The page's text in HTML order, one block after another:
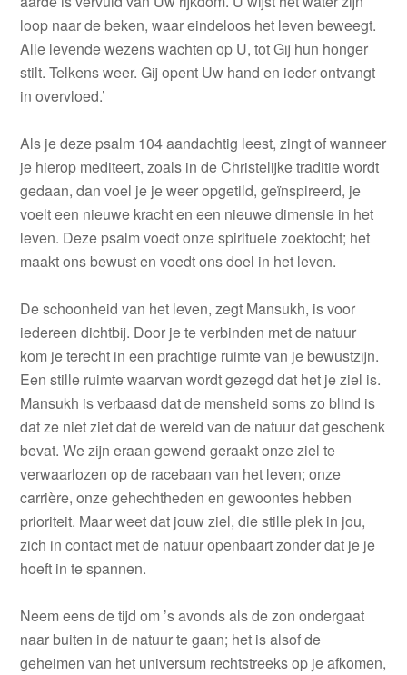
loop naar de beken, waar eindeloos het leven beweegt.
Alle levende wezens wachten op U, tot Gij hun honger
stilt. Telkens weer. Gij opent Uw hand en ieder ontvangt
in overvloed.’
Als je deze psalm 104 aandachtig leest, zingt of wanneer
je hierop mediteert, zoals in de Christelijke traditie wordt
gedaan, dan voel je je weer opgetild, geïnspireerd, je
voelt een nieuwe kracht en een nieuwe dimensie in het
leven. Deze psalm voedt onze spirituele zoektocht; het
maakt ons bewust en voedt ons doel in het leven.
De schoonheid van het leven, zegt Mansukh, is voor
iedereen dichtbij. Door je te verbinden met de natuur
kom je terecht in een prachtige ruimte van je bewustzijn.
Een stille ruimte waarvan wordt gezegd dat het je ziel is.
Mansukh is verbaasd dat de mensheid soms zo blind is
dat ze niet ziet dat de wereld van de natuur dat geschenk
bevat. We zijn eraan gewend geraakt onze ziel te
verwaarlozen op de racebaan van het leven; onze
carrière, onze gehechtheden en gewoontes hebben
prioriteit. Maar weet dat jouw ziel, die stille plek in jou,
zich in contact met de natuur openbaart zonder dat je je
hoeft in te spannen.
Neem eens de tijd om ’s avonds als de zon ondergaat
naar buiten in de natuur te gaan; het is alsof de
geheimen van het universum rechtstreeks op je afkomen,